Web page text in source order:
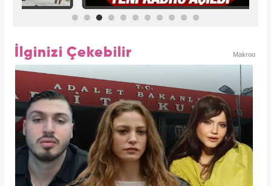
İlginizi Çekebilir Makroo